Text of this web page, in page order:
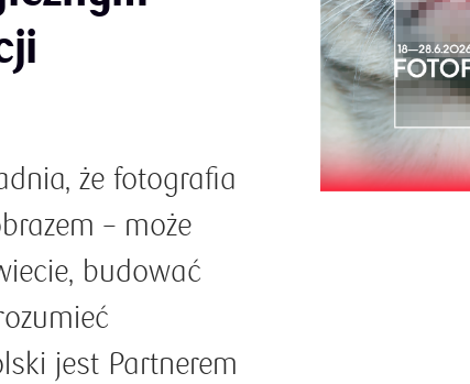
że fotografia
– może
budować
jest Partnerem